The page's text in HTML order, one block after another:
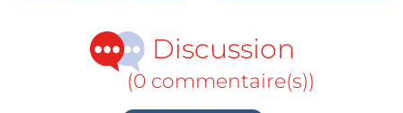
Discussion
(0 commentaire(s))